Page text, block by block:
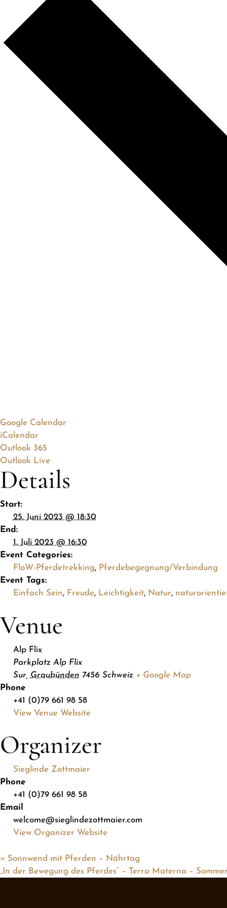
Google Calendar
iCalendar
Outlook 365
Outlook Live
Details
Start:
25. Juni 2023 @ 18:30
End:
1. Juli 2023 @ 16:30
Event Categories:
FloW-Pferdetrekking, Pferdebegegnung/Verbindung
Event Tags:
Einfach Sein, Freude, Leichtigkeit, Natur,
Venue
Alp Flix
Parkplatz Alp Flix
Sur, Graubünden 7456 Schweiz + Google Map
Phone
+41 (0)79 661 98 58
View Venue Website
Organizer
Sieglinde Zottmaier
Phone
+41 (0)79 661 98 58
Email
welcome@sieglindezottmaier.com
View Organizer Website
« Sonnwend mit Pferden – Nährtag
„In der Bewegung des Pferdes“ – Terra Materna –